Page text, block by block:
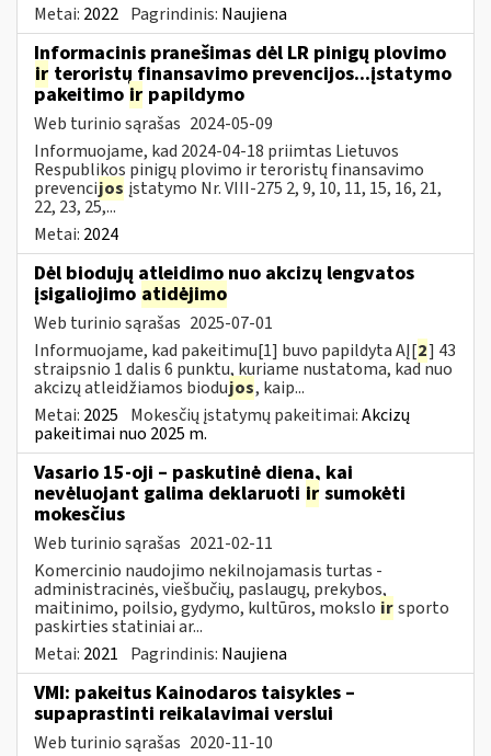
Metai: 2022 Pagrindinis: Naujiena
Informacinis pranešimas dėl LR pinigų plovimo
ir teroristų finansavimo prevencijos...įstatymo
pakeitimo ir papildymo
Web turinio sąrašas 2024-05-09
Informuojame, kad 2024-04-18 priimtas Lietuvos
Respublikos pinigų plovimo ir teroristų finansavimo
prevencijos įstatymo Nr. VIII-275 2, 9, 10, 11, 15, 16, 21,
22, 23, 25,...
Metai: 2024
Dėl biodujų atleidimo nuo akcizų lengvatos
įsigaliojimo atidėjimo
Web turinio sąrašas 2025-07-01
Informuojame, kad pakeitimu[1] buvo papildyta AĮ[2] 43
straipsnio 1 dalis 6 punktu, kuriame nustatoma, kad nuo
akcizų atleidžiamos biodujos, kaip...
Metai: 2025 Mokesčių įstatymų pakeitimai:Akcizų
pakeitimai nuo 2025 m.
Vasario 15-oji – paskutinė diena, kai
nevėluojant galima deklaruoti ir sumokėti
mokesčius
Web turinio sąrašas 2021-02-11
Komercinio naudojimo nekilnojamasis turtas -
administracinės, viešbučių, paslaugų, prekybos,
maitinimo, poilsio, gydymo, kultūros, mokslo irsporto
paskirties statiniai ar...
Metai: 2021 Pagrindinis: Naujiena
VMI: pakeitus Kainodaros taisykles –
supaprastinti reikalavimai verslui
Web turinio sąrašas 2020-11-10